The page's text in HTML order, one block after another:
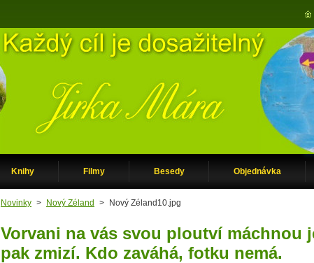
Knihy Filmy Besedy Objednávka
Novinky > Nový Zéland > Nový Zéland10.jpg
Vorvani na vás svou ploutví máchnou
pak zmizí. Kdo zaváhá, fotku nemá.